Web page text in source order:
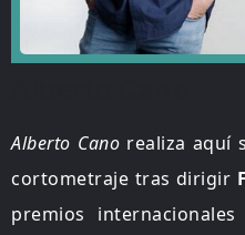
Alberto Cano realiza aquí
cortometraje tras dirigir
premios